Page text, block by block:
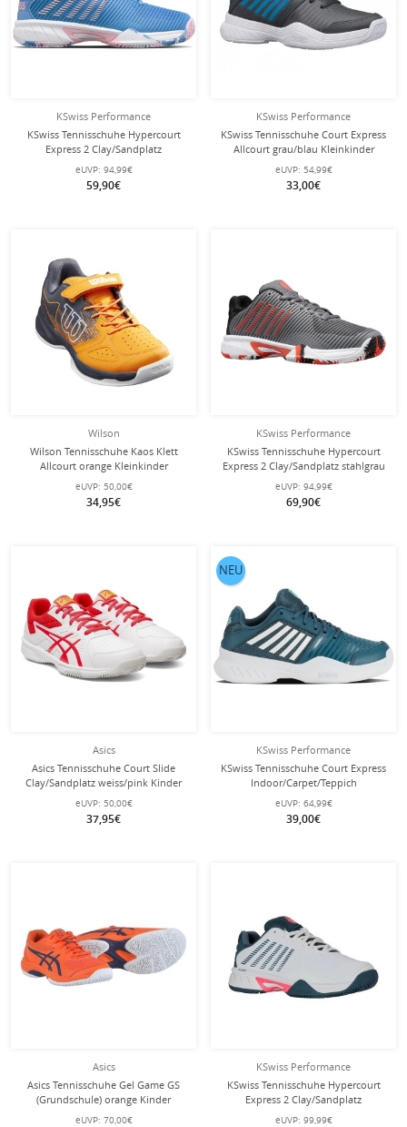
KSwiss Performance
KSwiss Tennisschuhe Hypercourt
Express 2 Clay/Sandplatz
hellblau/pink Mädchen
eUVP: 94,99€
59,90€
KSwiss Performance
KSwiss Tennisschuhe Court Express
Allcourt grau/blau Kleinkinder
eUVP: 54,99€
33,00€
Wilson
Wilson Tennisschuhe Kaos Klett
Allcourt orange Kleinkinder
eUVP: 50,00€
34,95€
KSwiss Performance
KSwiss Tennisschuhe Hypercourt
Express 2 Clay/Sandplatz stahlgrau
Kinder
eUVP: 94,99€
69,90€
Asics
Asics Tennisschuhe Court Slide
Clay/Sandplatz weiss/pink Kinder
eUVP: 50,00€
37,95€
KSwiss Performance
KSwiss Tennisschuhe Court Express
Indoor/Carpet/Teppich
tealblau/weiss Kinder
eUVP: 64,99€
39,00€
NEU
Asics
Asics Tennisschuhe Gel Game GS
(Grundschule) orange Kinder
eUVP: 70,00€
KSwiss Performance
KSwiss Tennisschuhe Hypercourt
Express 2 Clay/Sandplatz
weiss/navyblau Kinder
eUVP: 99,99€